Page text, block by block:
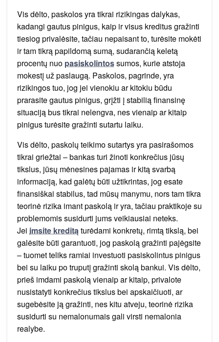
Vis dėlto, paskolos yra tikrai rizikingas dalykas,
kadangi gautus pinigus, kaip ir visus kreditus gražinti
tiesiog privalėsite, tačiau nepaisant to, turėsite mokėti
ir tam tikrą papildomą sumą, sudarančią keletą
procentų nuo pasiskolintossumos, kurie atstoja
mokestį už paslaugą. Paskolos, pagrinde, yra
rizikingos tuo, jog jei vienokiu ar kitokiu būdu
prarasite gautus pinigus, grįžti į stabilią finansinę
situaciją bus tikrai nelengva, nes vienaip ar kitaip
pinigus turėsite gražinti sutartu laiku.
Vis dėlto, paskolų teikimo sutartys yra pasirašomos
tikrai griežtai – bankas turi žinoti konkrečius jūsų
tikslus, jūsų mėnesines pajamas ir kitą svarbą
informaciją, kad galėtų būti užtikrintas, jog esate
finansiškai stabilus, tad mūsų manymu, nors tam tikra
teorinė rizika imant paskolą ir yra, tačiau praktikoje su
problemomis susidurti jums veikiausiai neteks.
Jei imsite kreditą turėdami konkretų, rimtą tikslą, bei
galėsite būti garantuoti, jog paskolą gražinti pajėgsite
– tuomet teliks ramiai investuoti pasiskolintus pinigus
bei su laiku po truputį gražinti skolą bankui. Vis dėlto,
prieš imdami paskolą vienaip ar kitaip, privalote
nusistatyti konkrečius tikslus bei apskaičiuoti, ar
sugebėsite ją gražinti, nes kitu atveju, teorinė rizika
susidurti su nemalonumais gali virsti nemalonia
realybe.